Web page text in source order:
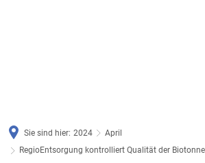
Sie sind hier: 2024
April
RegioEntsorgung kontrolliert Qualität der